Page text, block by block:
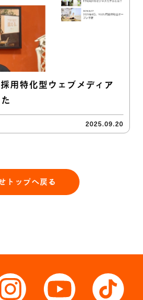
用特化型ウェブメディア
2025.09.20
トップへ戻る